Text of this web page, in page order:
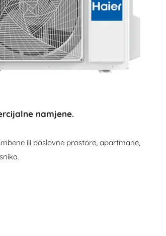
namjene.
ili poslovne prostore, apartmane,